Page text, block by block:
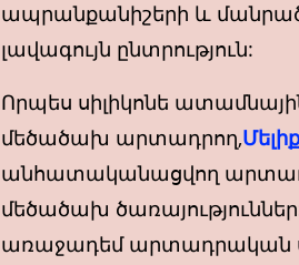
ապրանքանիշերի և
լավագույն ընտրություն:
Որպես սիլիկոնե
մեծածախ արտադրող,
անհատականացվող
մեծածախ
առաջադեմ արտադրական